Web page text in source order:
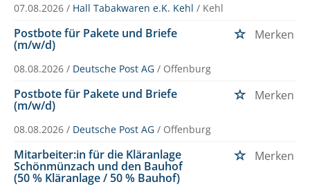
07.08.2026 / Hall Tabakwaren e.K. Kehl / Kehl
Postbote für Pakete und Briefe
(m/w/d)
Merken
08.08.2026 / Deutsche Post AG / Offenburg
Postbote für Pakete und Briefe
(m/w/d)
Merken
08.08.2026 / Deutsche Post AG / Offenburg
Mitarbeiter:in für die Kläranlage
Schönmünzach und den Bauhof
(50 % Kläranlage / 50 % Bauhof)
Merken